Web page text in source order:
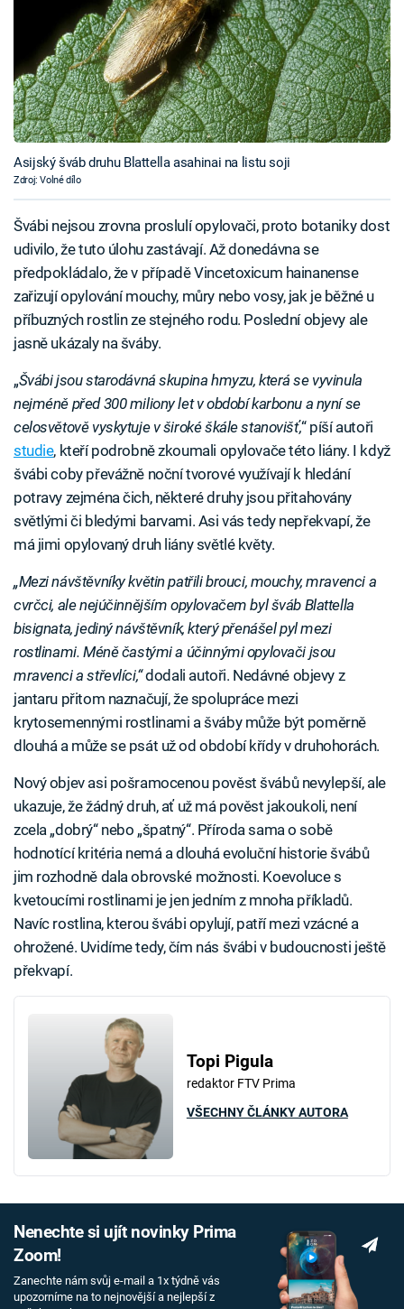
Asijský šváb druhu Blattella asahinai na listu soji
Zdroj: Volné dílo
Švábi nejsou zrovna proslulí opylovači, proto botaniky dost
udivilo, že tuto úlohu zastávají. Až donedávna se
předpokládalo, že v případě Vincetoxicum hainanense
zařizují opylování mouchy, můry nebo vosy, jak je běžné u
příbuzných rostlin ze stejného rodu. Poslední objevy ale
jasně ukázaly na šváby.
„Švábi jsou starodávná skupina hmyzu, která se vyvinula
nejméně před 300 miliony let v období karbonu a nyní se
celosvětově vyskytuje v široké škále stanovišť,“ píší autoři
studie, kteří podrobně zkoumali opylovače této liány. I když
švábi coby převážně noční tvorové využívají k hledání
potravy zejména čich, některé druhy jsou přitahovány
světlými či bledými barvami. Asi vás tedy nepřekvapí, že
má jimi opylovaný druh liány světlé květy.
„Mezi návštěvníky květin patřili brouci, mouchy, mravenci a
cvrčci, ale nejúčinnějším opylovačem byl šváb Blattella
bisignata, jediný návštěvník, který přenášel pyl mezi
rostlinami. Méně častými a účinnými opylovači jsou
mravenci a střevlíci,“dodali autoři. Nedávné objevy z
jantaru přitom naznačují, že spolupráce mezi
krytosemennými rostlinami a šváby může být poměrně
dlouhá a může se psát už od období křídy v druhohorách.
Nový objev asi pošramocenou pověst švábů nevylepší, ale
ukazuje, že žádný druh, ať už má pověst jakoukoli, není
zcela „dobrý“ nebo „špatný“. Příroda sama o sobě
hodnotící kritéria nemá a dlouhá evoluční historie švábů
jim rozhodně dala obrovské možnosti. Koevoluce s
kvetoucími rostlinami je jen jedním z mnoha příkladů.
Navíc rostlina, kterou švábi opylují, patří mezi vzácné a
ohrožené. Uvidíme tedy, čím nás švábi v budoucnosti ještě
překvapí.
Topi Pigula
redaktor FTV Prima
VŠECHNY ČLÁNKY AUTORA
Nenechte si ujít novinky Prima
Zoom!
Zanechte nám svůj e-mail a 1x týdně vás
upozorníme na to nejnovější a nejlepší z